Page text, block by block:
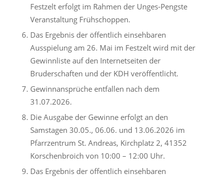
Festzelt erfolgt im Rahmen der Unges-Pengste
Veranstaltung Frühschoppen.
Das Ergebnis der öffentlich einsehbaren
Ausspielung am 26. Mai im Festzelt wird mit der
Gewinnliste auf den Internetseiten der
Bruderschaften und der KDH veröffentlicht.
Gewinnansprüche entfallen nach dem
31.07.2026.
Die Ausgabe der Gewinne erfolgt an den
Samstagen 30.05., 06.06. und 13.06.2026 im
Pfarrzentrum St. Andreas, Kirchplatz 2, 41352
Korschenbroich von 10:00 – 12:00 Uhr.
Das Ergebnis der öffentlich einsehbaren